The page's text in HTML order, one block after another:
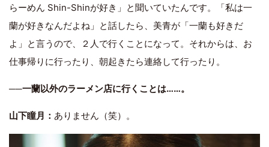
らーめん Shin-Shinが好き」と聞いていたんです。「私は一
蘭が好きなんだよね」と話したら、美青が「一蘭も好きだ
よ」と言うので、２人で行くことになって。それからは、お
仕事帰りに行ったり、朝起きたら連絡して行ったり。
──一蘭以外のラーメン店に行くことは……。
山下瞳月： ありません（笑）。